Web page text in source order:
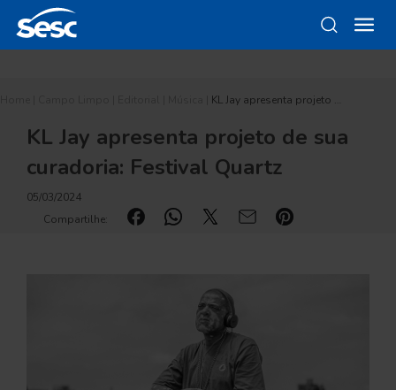
KL Jay apresenta projeto …
KL Jay apresenta projeto de sua
curadoria: Festival Quartz
05/03/2024
Compartilhe: